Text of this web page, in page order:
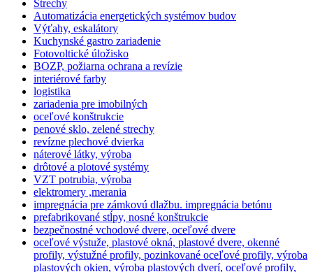
Strechy
Automatizácia energetických systémov budov
Výťahy, eskalátory
Kuchynské gastro zariadenie
Fotovoltické úložisko
BOZP, požiarna ochrana a revízie
interiérové farby
logistika
zariadenia pre imobilných
oceľové konštrukcie
penové sklo, zelené strechy
revízne plechové dvierka
náterové látky, výroba
drôtové a plotové systémy
VZT potrubia, výroba
elektromery ,merania
impregnácia pre zámkovú dlažbu. impregnácia betónu
prefabrikované stĺpy, nosné konštrukcie
bezpečnostné vchodové dvere, oceľové dvere
oceľové výstuže, plastové okná, plastové dvere, okenné
profily, výstužné profily, pozinkované oceľové profily, výroba
plastových okien, výroba plastových dverí, oceľové profily,